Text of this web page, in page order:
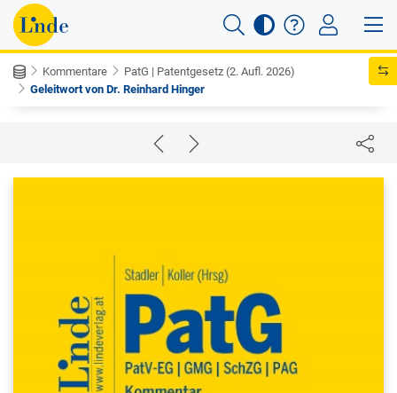
Kommentare
PatG | Patentgesetz (2. Aufl. 2026)
Geleitwort von Dr. Reinhard Hinger